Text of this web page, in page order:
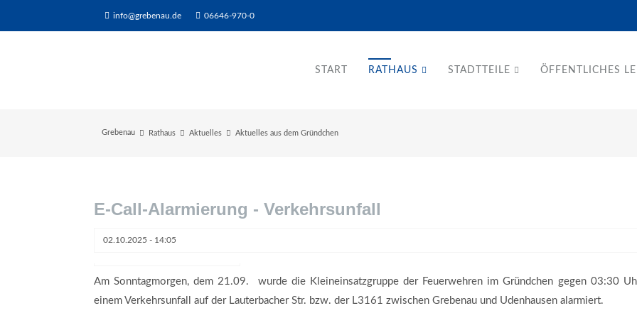
info@grebenau.de 06646-970-0
START RATHAUS STADTTEILE ÖFFENTLICHES
Grebenau Rathaus Aktuelles Aktuelles aus dem Gründchen
E-Call-Alarmierung - Verkehrsunfall
02.10.2025 - 14:05
Am Sonntagmorgen, dem 21.09. wurde die Kleineinsatzgruppe der Feuerwehren im Gründchen gegen 03:30
einem Verkehrsunfall auf der Lauterbacher Str. bzw. der L3161 zwischen Grebenau und Udenhausen alarmiert.